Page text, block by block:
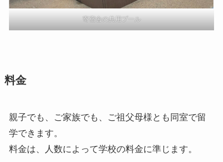
寄宿舎の共用プール
料金
親子でも、ご家族でも、ご祖父母様とも同室で留
学できます。
料金は、人数によって学校の料金に準じます。